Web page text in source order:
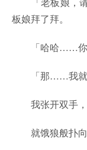
板娘拜了拜。
「哈哈……你
「那……我就
我张开双手，
就饿狼般扑向